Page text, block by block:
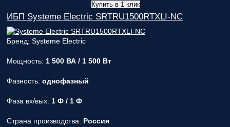
Купить в 1 клик
ИБП Systeme Electric SRTRU1500RTXLI-NC
Бренд: Systeme Electric
Мощность: 1 500 ВА / 1 500 Вт
Фазность: однофазный
Фаза вх/вых: 1 Ф / 1 Ф
Страна производства: Россия